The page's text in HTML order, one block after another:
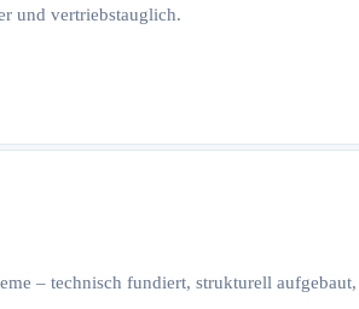
und vertriebstauglich.
– technisch fundiert, strukturell